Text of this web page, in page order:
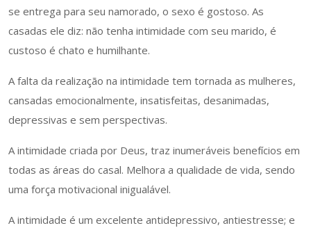
se entrega para seu namorado, o sexo é gostoso. As
casadas ele diz: não tenha intimidade com seu marido, é
custoso é chato e humilhante.
A falta da realização na intimidade tem tornada as mulheres,
cansadas emocionalmente, insatisfeitas, desanimadas,
depressivas e sem perspectivas.
A intimidade criada por Deus, traz inumeráveis benefícios em
todas as áreas do casal. Melhora a qualidade de vida, sendo
uma força motivacional inigualável.
A intimidade é um excelente antidepressivo, antiestresse; e